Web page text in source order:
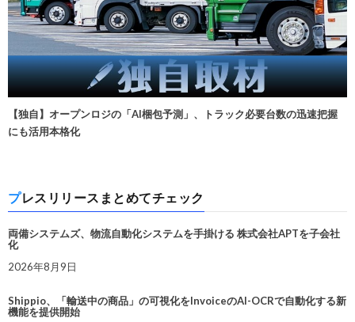
【独自】オープンロジの「AI梱包予測」、トラック必要台数の迅速把握
にも活用本格化
プレスリリースまとめてチェック
両備システムズ、物流自動化システムを手掛ける 株式会社APTを子会社
化
2026年8月9日
Shippio、「輸送中の商品」の可視化をInvoiceのAI-OCRで自動化する新
機能を提供開始